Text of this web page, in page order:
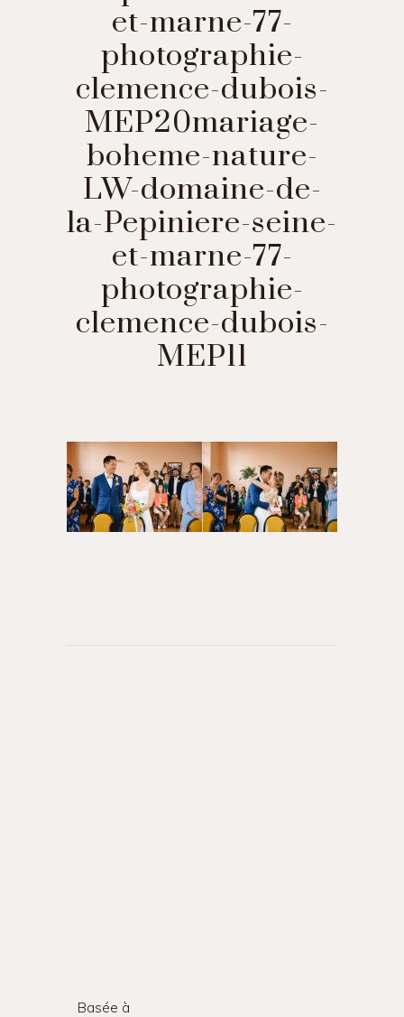
et-marne-77-
photographie-
clemence-dubois-
MEP20mariage-
boheme-nature-
LW-domaine-de-
la-Pepiniere-seine-
et-marne-77-
photographie-
clemence-dubois-
MEP11
Basée à